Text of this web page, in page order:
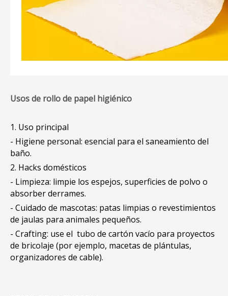
Usos de rollo de papel higiénico
1. Uso principal
- Higiene personal: esencial para el saneamiento del
baño.
2. Hacks domésticos
- Limpieza: limpie los espejos, superficies de polvo o
absorber derrames.
- Cuidado de mascotas: patas limpias o revestimientos
de jaulas para animales pequeños.
- Crafting: use el tubo de cartón vacío para proyectos
de bricolaje (por ejemplo, macetas de plántulas,
organizadores de cable).